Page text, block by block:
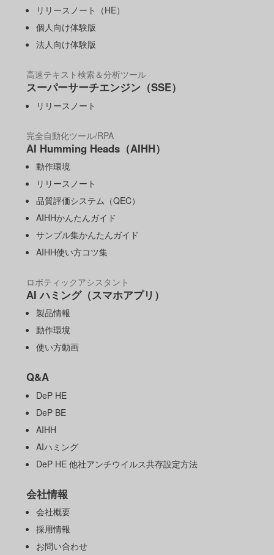
リリースノート（HE）
個人向け体験版
法人向け体験版
高速テキスト検索＆分析ツール
スーパーサーチエンジン（SSE）
リリースノート
完全自動化ツール/RPA
AI Humming Heads（AIHH）
動作環境
リリースノート
品質評価システム（QEC）
AIHHかんたんガイド
サンプル集かんたんガイド
AIHH使い方コツ集
ロボティックアシスタント
AI ハミング（スマホアプリ）
製品情報
動作環境
使い方動画
Q&A
DeP HE
DeP BE
AIHH
AIハミング
DeP HE 他社アンチウイルス共存設定方法
会社情報
会社概要
採用情報
お問い合わせ